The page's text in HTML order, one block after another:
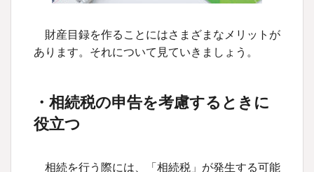
財産目録を作ることにはさまざまなメリットが
あります。それについて見ていきましょう。
・相続税の申告を考慮するときに
役立つ
相続を行う際には、「相続税」が発生する可能